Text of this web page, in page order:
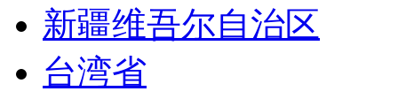
新疆维吾尔自治区
台湾省